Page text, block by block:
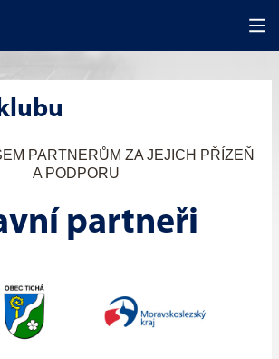
PARTNERŮM ZA JEJICH PŘÍZEŇ
A PODPORU
partneři